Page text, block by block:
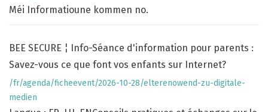
Méi Informatioune kommen no.
BEE SECURE ¦ Info-Séance d'information pour parents :
Savez-vous ce que font vos enfants sur Internet?
/fr/agenda/ficheevent/2026-10-28/elterenowend-zu-digitale-
medien